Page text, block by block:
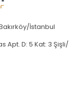
İstanbul
Apt. D: 5 Kat: 3 Şişli/